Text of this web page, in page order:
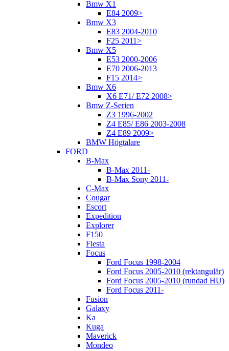
Bmw X1
E84 2009>
Bmw X3
E83 2004-2010
F25 2011>
Bmw X5
E53 2000-2006
E70 2006-2013
F15 2014>
Bmw X6
X6 E71/ E72 2008>
Bmw Z-Serien
Z3 1996-2002
Z4 E85/ E86 2003-2008
Z4 E89 2009>
BMW Högtalare
FORD
B-Max
B-Max 2011-
B-Max Sony 2011-
C-Max
Cougar
Escort
Expedition
Explorer
F150
Fiesta
Focus
Ford Focus 1998-2004
Ford Focus 2005-2010 (rektangulär)
Ford Focus 2005-2010 (rundad HU)
Ford Focus 2011-
Fusion
Galaxy
Ka
Kuga
Maverick
Mondeo